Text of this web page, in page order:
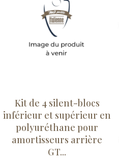
Kit de 4 silent-blocs
inférieur et supérieur en
polyuréthane pour
amortisseurs arrière
GT...